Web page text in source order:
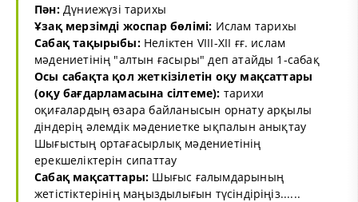
Пән:Дүниежүзі тарихы
Ұзақ мерзімді жоспар бөлімі: Ислам тарихы
Сабақ тақырыбы: Неліктен VIII-XII ғғ. ислам
мәдениетінің "алтын ғасыры" деп атайды 1-сабақ
Осы сабақта қол жеткізілетін оқу мақсаттары
(оқу бағдарламасына сілтеме): тарихи
оқиғалардың өзара байланысын орнату арқылы
діндерің әлемдік мәдениетке ықпалын анықтау
Шығыстың ортағасырлық мәдениетінің
ерекшеліктерін сипаттау
Сабақ мақсаттары: Шығыс ғалымдарының
жетістіктерінің маңыздылығын түсіндіріңіз......